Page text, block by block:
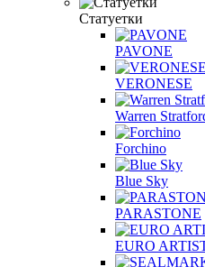
Статуетки
PAVONE
VERONESE
Warren
Forchino
Blue Sky
PARASTONE
EURO